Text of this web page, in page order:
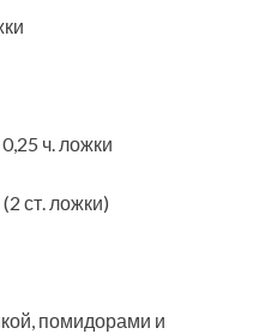
ч. ложки
ст. ложки)
помидорами и